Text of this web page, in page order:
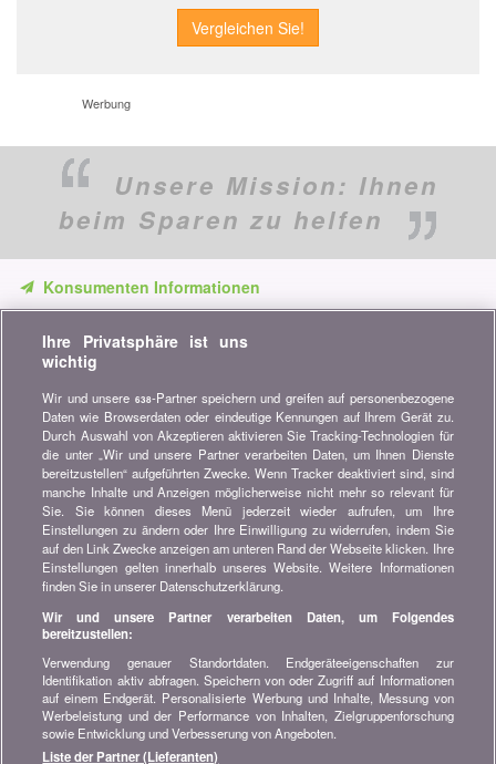
Werbung
Unsere Mission: Ihnen
beim Sparen zu helfen
Konsumenten Informationen
unsere Vergleiche, Ratschläge und Tipps in den Bereichen
Versicherung, Finanzen, Konsumgüter und vieles mehr...
Newsletter bestellen
Treten Sie unserer Community bei
Bleiben Sie auf dem neuesten Stand, finden Sie alle Ratschläge
und Tipps zum Sparen auf:
Wissenswertes über bonus.ch
Wer ist bonus.ch? Wie funktionieren die Vergleiche?
Presseanfragen, Partnerschaften, Werbung...
Alle Informationen über bonus.ch
Ihre Privatsphäre ist uns
wichtig
Wir und unsere 638-Partner speichern und greifen auf personenbezogene
Daten wie Browserdaten oder eindeutige Kennungen auf Ihrem Gerät zu.
Durch Auswahl von Akzeptieren aktivieren Sie Tracking-Technologien für
die unter „Wir und unsere Partner verarbeiten Daten, um Ihnen Dienste
bereitzustellen“ aufgeführten Zwecke. Wenn Tracker deaktiviert sind, sind
manche Inhalte und Anzeigen möglicherweise nicht mehr so relevant für
Sie. Sie können dieses Menü jederzeit wieder aufrufen, um Ihre
Einstellungen zu ändern oder Ihre Einwilligung zu widerrufen, indem Sie
auf den Link Zwecke anzeigen am unteren Rand der Webseite klicken. Ihre
Einstellungen gelten innerhalb unseres Website. Weitere Informationen
finden Sie in unserer Datenschutzerklärung.
Wir und unsere Partner verarbeiten Daten, um Folgendes
bereitzustellen:
Verwendung genauer Standortdaten. Endgeräteeigenschaften zur
Identifikation aktiv abfragen. Speichern von oder Zugriff auf Informationen
auf einem Endgerät. Personalisierte Werbung und Inhalte, Messung von
Werbeleistung und der Performance von Inhalten, Zielgruppenforschung
sowie Entwicklung und Verbesserung von Angeboten.
Liste der Partner (Lieferanten)